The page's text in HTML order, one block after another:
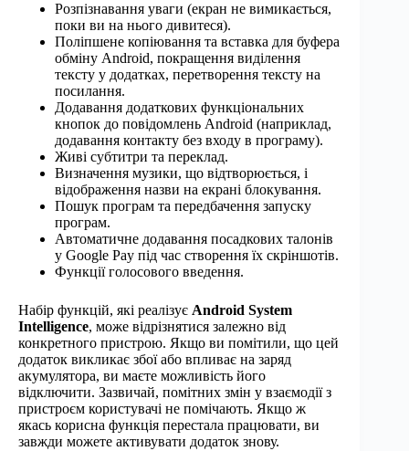
Розпізнавання уваги (екран не вимикається,
поки ви на нього дивитеся).
Поліпшене копіювання та вставка для буфера
обміну Android, покращення виділення
тексту у додатках, перетворення тексту на
посилання.
Додавання додаткових функціональних
кнопок до повідомлень Android (наприклад,
додавання контакту без входу в програму).
Живі субтитри та переклад.
Визначення музики, що відтворюється, і
відображення назви на екрані блокування.
Пошук програм та передбачення запуску
програм.
Автоматичне додавання посадкових талонів
у Google Pay під час створення їх скріншотів.
Функції голосового введення.
Набір функцій, які реалізує Android System
Intelligence, може відрізнятися залежно від
конкретного пристрою. Якщо ви помітили, що цей
додаток викликає збої або впливає на заряд
акумулятора, ви маєте можливість його
відключити. Зазвичай, помітних змін у взаємодії з
пристроєм користувачі не помічають. Якщо ж
якась корисна функція перестала працювати, ви
завжди можете активувати додаток знову.